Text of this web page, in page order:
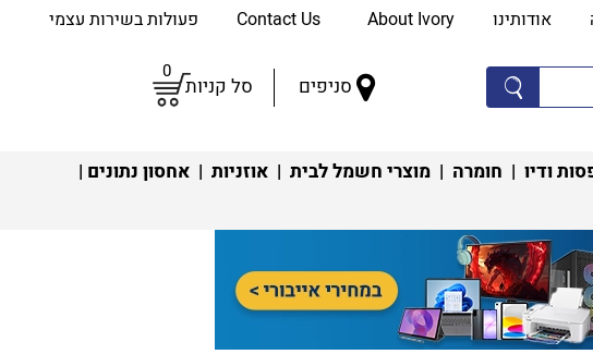
אודותינו About Ivory פעולות בשירות עצמי
סניפים סל קניות
0
ודיו | חומרה | מוצרי חשמל לבית | אוזניות | אחסון נתונים |